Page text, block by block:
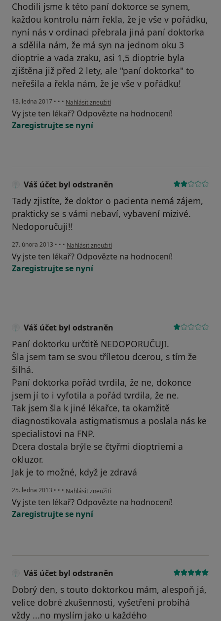
Chodili jsme k této paní doktorce se synem,
každou kontrolu nám řekla, že je vše v pořádku,
nyní nás v ordinaci přebrala jiná paní doktorka
a sdělila nám, že má syn na jednom oku 3
dioptrie a vada zraku, asi 1,5 dioptrie byla
zjištěna již před 2 lety, ale "paní doktorka" to
neřešila a řekla nám, že je vše v pořádku!
13. ledna 2017 • • • podle názoru uživatele Váš účet byl odstraněn
Nahlásit zneužití
Vy jste ten lékař? Odpovězte na hodnocení!
Zaregistrujte se nyní
Váš účet byl odstraněn
Tady zjistíte, že doktor o pacienta nemá zájem,
prakticky se s vámi nebaví, vybavení mizivé.
Nedoporučuji!!
27. února 2013 • • • podle názoru uživatele Váš účet byl odstraněn
Nahlásit zneužití
Vy jste ten lékař? Odpovězte na hodnocení!
Zaregistrujte se nyní
Váš účet byl odstraněn
Paní doktorku určtitě NEDOPORUČUJI.
Šla jsem tam se svou tříletou dcerou, s tím že
šilhá.
Paní doktorka pořád tvrdila, že ne, dokonce
jsem jí to i vyfotila a pořád tvrdila, že ne.
Tak jsem šla k jiné lékařce, ta okamžitě
diagnostikovala astigmatismus a poslala nás ke
specialistovi na FNP.
Dcera dostala brýle se čtyřmi dioptriemi a
okluzor.
Jak je to možné, když je zdravá
25. ledna 2013 • • • podle názoru uživatele Váš účet byl odstraněn
Nahlásit zneužití
Vy jste ten lékař? Odpovězte na hodnocení!
Zaregistrujte se nyní
Váš účet byl odstraněn
Dobrý den, s touto doktorkou mám, alespoň já,
velice dobré zkušennosti, vyšetření probíhá
vždy ...no myslím jako u každého